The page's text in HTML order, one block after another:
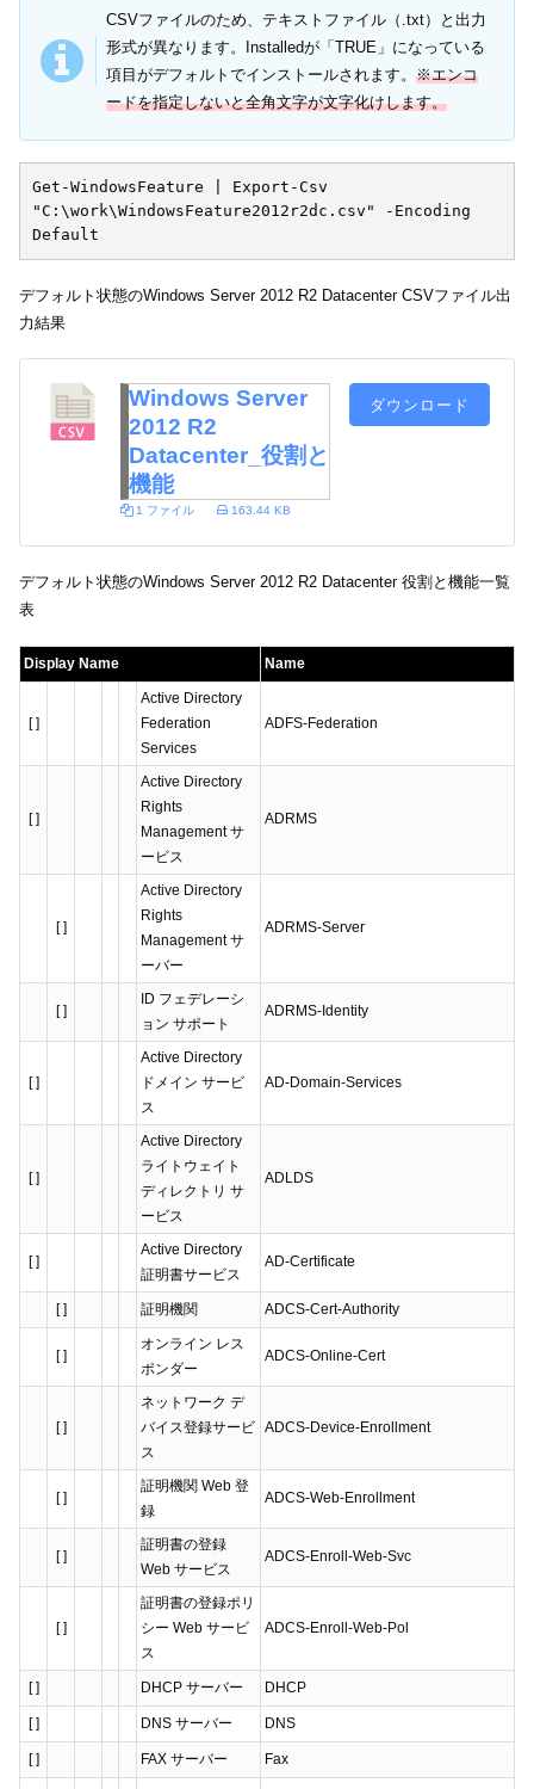
CSVファイルのため、テキストファイル（.txt）と出力
形式が異なります。Installedが「TRUE」になっている
項目がデフォルトでインストールされます。 ※エンコ
ードを指定しないと全角文字が文字化けします。
Get-WindowsFeature | Export-Csv
"C:\work\WindowsFeature2012r2dc.csv" -Encoding
Default
デフォルト状態のWindows Server 2012 R2 Datacenter CSVファイル出
力結果
Windows Server
2012 R2
Datacenter_役割と
機能
1 ファイル 163.44 KB
ダウンロード
デフォルト状態のWindows Server 2012 R2 Datacenter 役割と機能一覧
表
Display Name Name
[ ]
Active Directory
Federation
Services
ADFS-Federation
[ ]
Active Directory
Rights
Management サ
ービス
ADRMS
[ ]
Active Directory
Rights
Management サ
ーバー
ADRMS-Server
[ ]
ID フェデレーシ
ョン サポート
ADRMS-Identity
[ ]
Active Directory
ドメイン サービ
ス
AD-Domain-Services
[ ]
Active Directory
ライトウェイト
ディレクトリ サ
ービス
ADLDS
[ ]
Active Directory
証明書サービス
AD-Certificate
[ ] 証明機関 ADCS-Cert-Authority
[ ]
オンライン レス
ポンダー
ADCS-Online-Cert
[ ]
ネットワーク デ
バイス登録サービ
ス
ADCS-Device-Enrollment
[ ]
証明機関 Web 登
録
ADCS-Web-Enrollment
[ ]
証明書の登録
Web サービス
ADCS-Enroll-Web-Svc
[ ]
証明書の登録ポリ
シー Web サービ
ス
ADCS-Enroll-Web-Pol
[ ] DHCP サーバー DHCP
[ ] DNS サーバー DNS
[ ] FAX サーバー Fax